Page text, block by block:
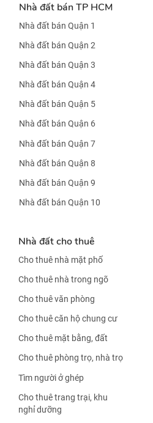
Nhà đất bán TP HCM
Nhà đất bán Quận 1
Nhà đất bán Quận 2
Nhà đất bán Quận 3
Nhà đất bán Quận 4
Nhà đất bán Quận 5
Nhà đất bán Quận 6
Nhà đất bán Quận 7
Nhà đất bán Quận 8
Nhà đất bán Quận 9
Nhà đất bán Quận 10
Nhà đất cho thuê
Cho thuê nhà mặt phố
Cho thuê nhà trong ngõ
Cho thuê văn phòng
Cho thuê căn hộ chung cư
Cho thuê mặt bằng, đất
Cho thuê phòng trọ, nhà trọ
Tìm người ở ghép
Cho thuê trang trại, khu
nghỉ dưỡng